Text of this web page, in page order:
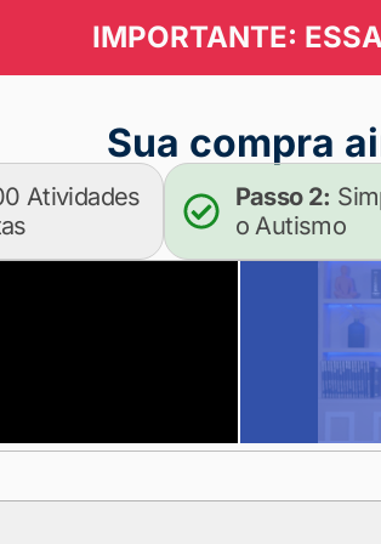
IMPORTANTE:
Sua compra
Atividades
Passo 2:
o Autismo